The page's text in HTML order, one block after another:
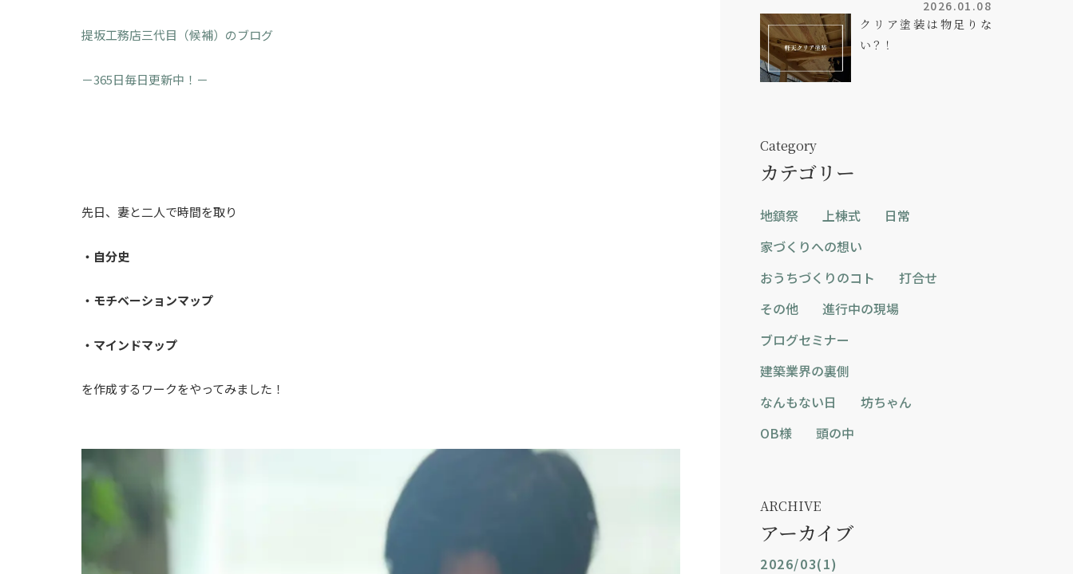
提坂工務店三代目（候補）のブログ
－365日毎日更新中！－
先日、妻と二人で時間を取り
・自分史
・モチベーションマップ
・マインドマップ
を作成するワークをやってみました！
2026.01.08
クリア塗装は物足りな
い？！
Category
カテゴリー
地鎮祭 上棟式
日常
家づくりへの想い
おうちづくりのコト
打合せ
その他
進行中の現場
ブログセミナー
建築業界の裏側
なんもない日
坊ちゃん
OB様
頭の中
ARCHIVE
アーカイブ
2026/03(1)